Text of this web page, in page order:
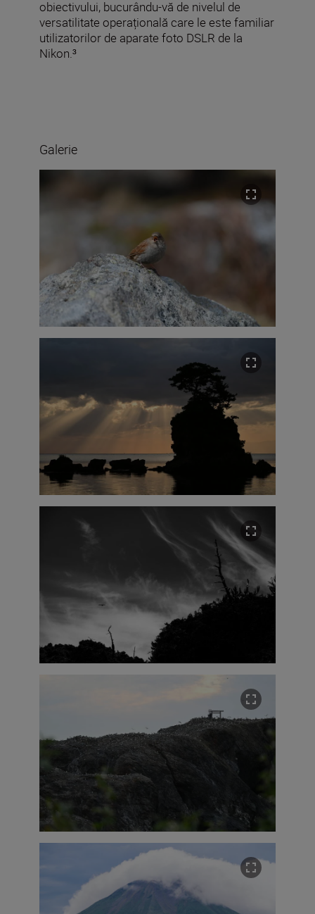
obiectivului, bucurându-vă de nivelul de
versatilitate operațională care le este familiar
utilizatorilor de aparate foto DSLR de la
Nikon.³
Galerie